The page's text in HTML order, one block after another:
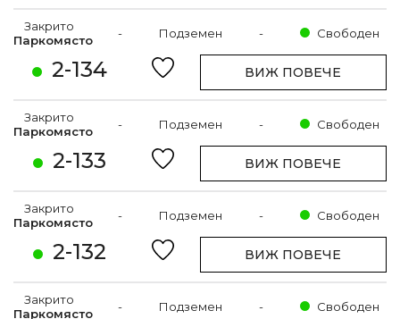
2-134
Закрито
Паркомясто
- Подземен - Свободен
ВИЖ ПОВЕЧЕ
2-133
Закрито
Паркомясто
- Подземен - Свободен
ВИЖ ПОВЕЧЕ
2-132
Закрито
Паркомясто
- Подземен - Свободен
ВИЖ ПОВЕЧЕ
Закрито
Паркомясто
- Подземен - Свободен